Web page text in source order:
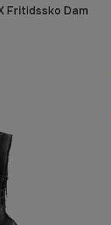
Fritidssko Dam